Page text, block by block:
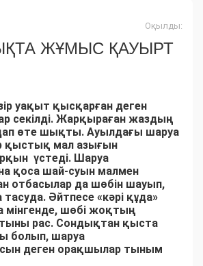
Оқылды:
ЖҰМЫС ҚАУЫРТ
уақыт қысқарған деген
секілді. Жарқыраған жаздың
өте шықты. Ауылдағы шаруа
қыстық мал азығын
үстеді. Шаруа
қоса шай-суын малмен
отбасылар да шөбін шауып,
тасуда. Әйтпесе «кәрі құда»
мінгенде, шөбі жоқтың
рас. Сондықтан қыста
болып, шаруа
деген орақшылар тыным